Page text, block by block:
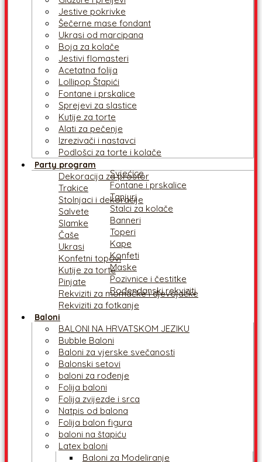
Jestive pokrivke
Šečerne mase fondant
Ukrasi od marcipana
Boja za kolače
Jestivi flomasteri
Acetatna folija
Lollipop Štapići
Fontane i prskalice
Sprejevi za slastice
Kutije za torte
Alati za pečenje
Izrezivači i nastavci
Podlošci za torte i kolače
Party program
Dekoracija za prostor
Svjećice
Trakice
Fontane i prskalice
Stolnjaci i dekoracije
Tanjuri
Salvete
Stalci za kolače
Slamke
Banneri
Čaše
Toperi
Ukrasi
Kape
Konfetni topoviKonfeti
Kutije za torteMaske
Pinjate
Pozivnice i čestitke
Rekviziti za momačke i djevojačke
Rođendanski rekviziti
Rekviziti za fotkanje
Baloni
BALONI NA HRVATSKOM JEZIKU
Bubble Baloni
Baloni za vjerske svečanosti
Balonski setovi
baloni za rođenje
Folija baloni
Folija zvijezde i srca
Natpis od balona
Folija balon figura
baloni na štapiću
Latex baloni
Baloni za Modeliranje